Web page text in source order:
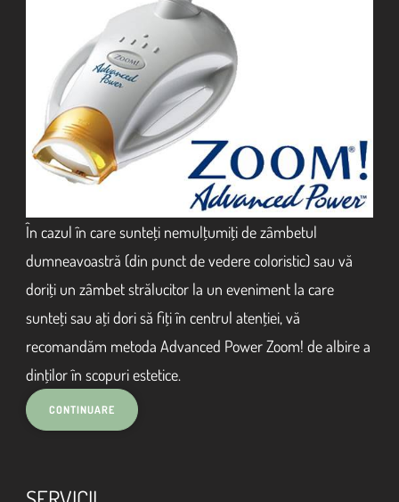
În cazul în care sunteţi nemulţumiţi de zâmbetul
dumneavoastră (din punct de vedere coloristic) sau vă
doriţi un zâmbet strălucitor la un eveniment la care
sunteţi sau aţi dori să fiţi în centrul atenţiei, vă
recomandăm metoda Advanced Power Zoom! de albire a
dinţilor în scopuri estetice.